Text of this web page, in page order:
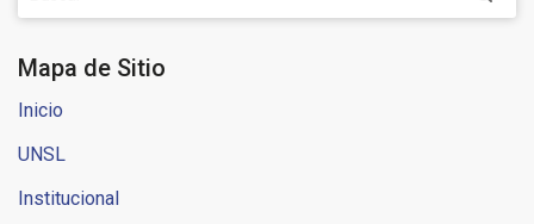
Mapa de Sitio
Inicio
UNSL
Institucional